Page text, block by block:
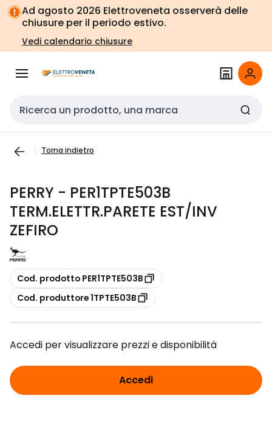
Vai alla
navigazione
Vai
alla
pagina
Ad agosto 2026 Elettroveneta osserverà delle
chiusure per il periodo estivo.
Vedi calendario chiusure
Cerca input
Torna indietro
PERRY - PER1TPTE503B
TERM.ELETTR.PARETE EST/INV
ZEFIRO
copia
Cod. prodotto PER1TPTE503B
copia
Cod. produttore 1TPTE503B
Accedi per visualizzare prezzi e disponibilità
Accedi